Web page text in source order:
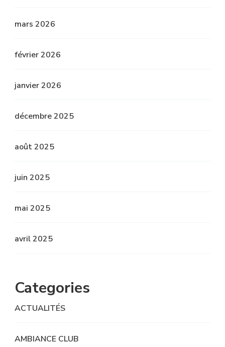
mars 2026
février 2026
janvier 2026
décembre 2025
août 2025
juin 2025
mai 2025
avril 2025
Categories
ACTUALITÉS
AMBIANCE CLUB